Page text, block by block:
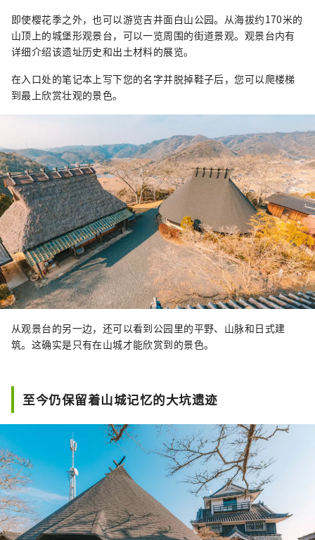
即使樱花季之外，也可以游览吉井面白山公园。从海拔约170米的
山顶上的城堡形观景台，可以一览周围的街道景观。观景台内有
详细介绍该遗址历史和出土材料的展览。
在入口处的笔记本上写下您的名字并脱掉鞋子后，您可以爬楼梯
到最上欣赏壮观的景色。
从观景台的另一边，还可以看到公园里的平野、山脉和日式建
筑。这确实是只有在山城才能欣赏到的景色。
至今仍保留着山城记忆的大坑遗迹